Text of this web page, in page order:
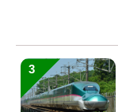
3